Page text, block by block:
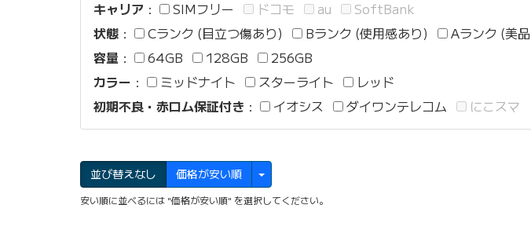
キャリア ： SIMフリー ドコモ au
SoftBank
状態 ： Cランク (目立つ傷あり) Bランク (使用感あり) Aランク (美
容量 ： 64GB 128GB
256GB
カラー ： ミッドナイト スターライト
レッド
初期不良・赤ロム保証付き ： イオシス ダイワンテレコム にこスマ
並び替えなし 価格が安い順
安い順に並べるには "価格が安い順" を選択してください。